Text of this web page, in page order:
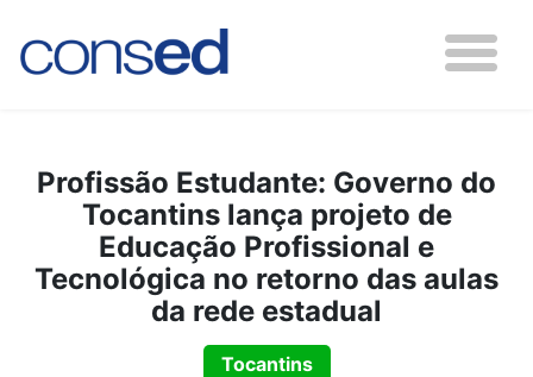
Profissão Estudante: Governo do
Tocantins lança projeto de
Educação Profissional e
Tecnológica no retorno das aulas
da rede estadual
Tocantins